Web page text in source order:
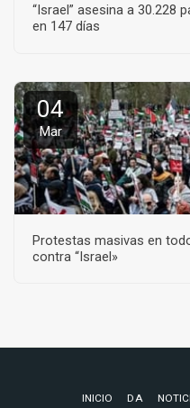
“Israel” asesina a 30.228
en 147 días
04
Mar
Protestas masivas en
contra “Israel»
INICIO DA